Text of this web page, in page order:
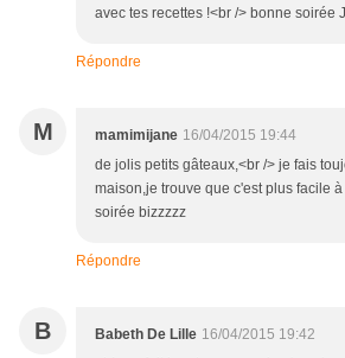
avec tes recettes !<br /> bonne soirée
Répondre
M mamimijane 16/04/2015 19:44
de jolis petits gâteaux,<br /> je fais
maison,je trouve que c'est plus facile
soirée bizzzzz
Répondre
B Babeth De Lille 16/04/2015 19:42